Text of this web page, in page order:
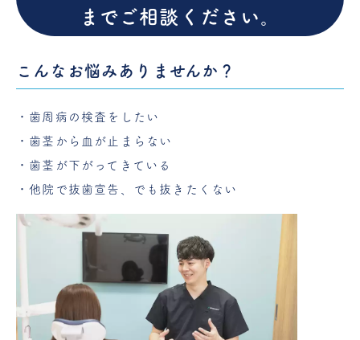
までご相談ください。
こんなお悩みありませんか？
・歯周病の検査をしたい
・歯茎から血が止まらない
・歯茎が下がってきている
・他院で抜歯宣告、でも抜きたくない